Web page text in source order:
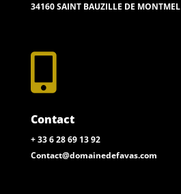
34160 SAINT BAUZILLE DE MONTMEL

Contact
+ 33 6 28 69 13 92
Contact@domainedefavas.com